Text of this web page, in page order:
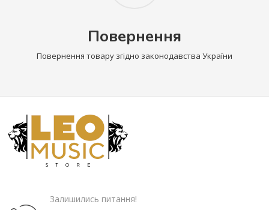
Повернення
Повернення товару згідно законодавства України
Залишились питання!